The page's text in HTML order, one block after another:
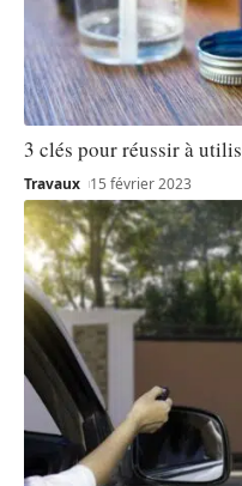
3 clés pour réussir à
Travaux 15 février 2023